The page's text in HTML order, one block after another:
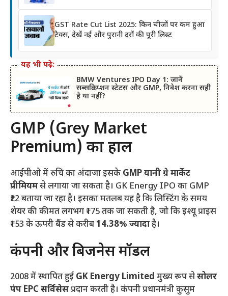
GST Rate Cut List 2025: किन चीजों पर कम हुआ
टैक्स, देखें नई और पुरानी दरों की पूरी लिस्ट
यह भी पढ़े:
BMW Ventures IPO Day 1: जानें
सब्सक्रिप्शन स्टेटस और GMP, निवेश करना सही
है या नहीं?
GMP (Grey Market
Premium) का हाल
आईपीओ में रुचि का अंदाजा इसके GMP यानी ग्रे मार्केट
प्रीमियमसे लगाया जा सकता है। GK Energy IPO का GMP
₹22 बताया जा रहा है। इसका मतलब यह है कि लिस्टिंग के समय
शेयर की कीमत लगभग ₹175 तक जा सकती है, जो कि इश्यू प्राइस
₹153 के ऊपरी बैंड से करीब14.38% ज्यादाहै।
कंपनी और बिजनेस मॉडल
2008 में स्थापित हुई GK Energy Limited मुख्य रूप सेसोलर
पंप EPC सर्विसेसप्रदान करती है। कंपनी प्रधानमंत्री कुसुम